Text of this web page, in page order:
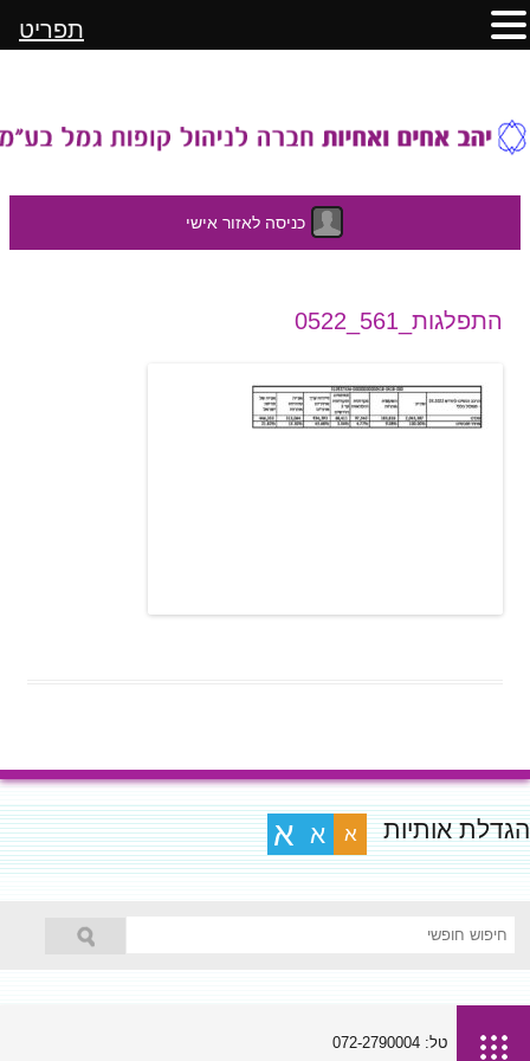
כניסה לאזור אישי
התפלגות_561_0522
הגדלת אותיות א א א
טל: 072-2790004
תפריט